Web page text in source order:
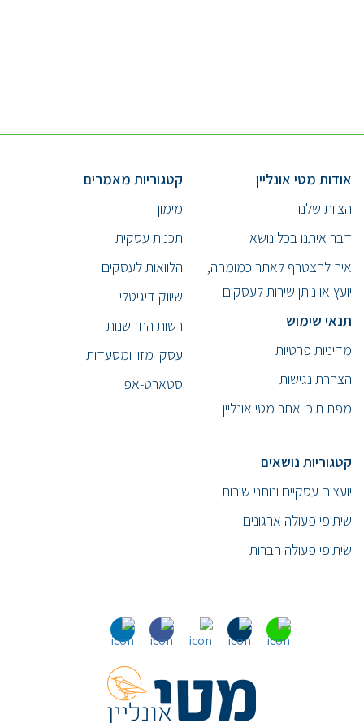
אודות מטי אונליין
הצוות שלנו
דבר איתנו בכל נושא
איך להצטרף לאתר כמומחה,
יועץ או נותן שירות לעסקים
תנאי שימוש
מדיניות פרטיות
הצהרת נגישות
מפת תוכן אתר מטי אונליין
קטגוריות מאמרים
מימון
תכנית עסקית
הלוואות לעסקים
שיווק דיגיטלי
רשות החדשנות
עסקי מזון ומסעדות
סטארט-אפ
קטגוריות נושאים
יועצים עסקיים ונותני שירות
שיתופי פעולה ארגונים
שיתופי פעולה חברות